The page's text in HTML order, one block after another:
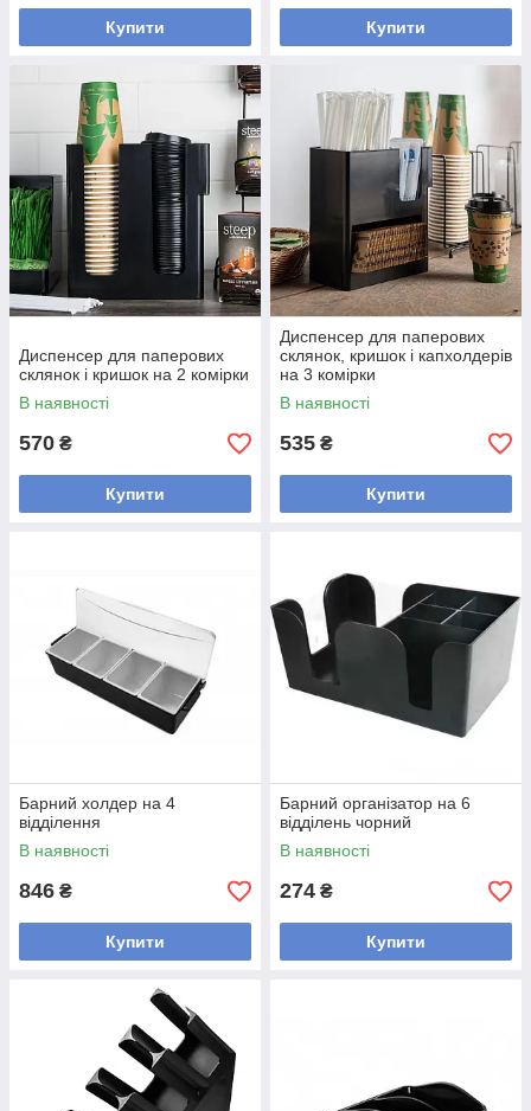
Купити Купити
Диспенсер для паперових
склянок і кришок на 2 комірки
В наявності
570 ₴
Купити
Диспенсер для паперових
склянок, кришок і капхолдерів
на 3 комірки
В наявності
535 ₴
Купити
Барний холдер на 4
відділення
В наявності
846 ₴
Купити
Барний організатор на 6
відділень чорний
В наявності
274 ₴
Купити